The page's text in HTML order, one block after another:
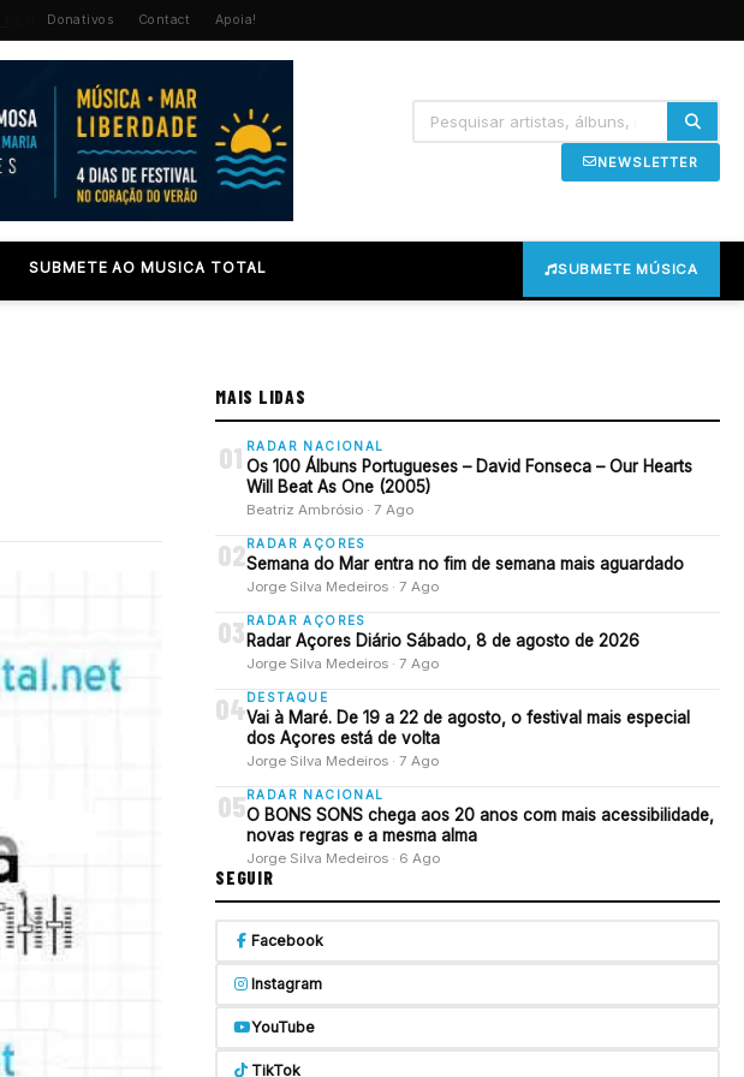
Donativos Contact Apoia!
NEWSLETTER
SUBMETE AO MUSICA TOTAL SUBMETE MÚSICA
MAIS LIDAS
01 RADAR NACIONAL
Os 100 Álbuns Portugueses – David Fonseca – Our Hearts
Will Beat As One (2005)
Beatriz Ambrósio · 7 Ago
02 RADAR AÇORES
Semana do Mar entra no fim de semana mais aguardado
Jorge Silva Medeiros · 7 Ago
03 RADAR AÇORES
Radar Açores Diário Sábado, 8 de agosto de 2026
Jorge Silva Medeiros · 7 Ago
04DESTAQUE
Vai à Maré. De 19 a 22 de agosto, o festival mais especial
dos Açores está de volta
Jorge Silva Medeiros · 7 Ago
05 RADAR NACIONAL
O BONS SONS chega aos 20 anos com mais acessibilidade,
novas regras e a mesma alma
Jorge Silva Medeiros · 6 Ago
SEGUIR
Facebook
Instagram
YouTube
TikTok